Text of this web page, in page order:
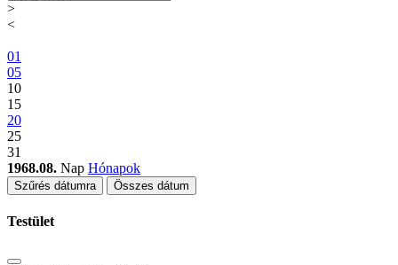
>
<
01
05
10
15
20
25
31
1968.08. Nap Hónapok
Szűrés dátumra Összes dátum
Testület